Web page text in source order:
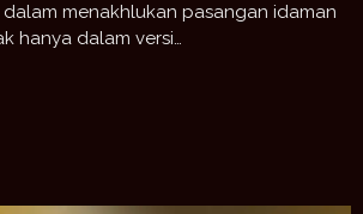
menakhlukan pasangan idaman
hanya dalam versi…